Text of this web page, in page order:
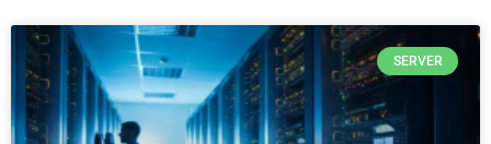
SERVER